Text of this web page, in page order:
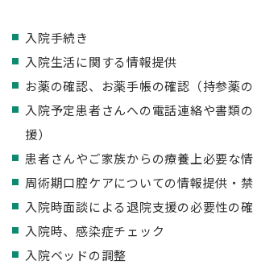
入院手続き
入院生活に関する情報提供
お薬の確認、お薬手帳の確認（持参薬の
入院予定患者さんへの電話連絡や書類
援）
患者さんやご家族からの療養上必要な
周術期口腔ケアについての情報提供・
入院時面談による退院支援の必要性の
入院時、感染症チェック
入院ベッドの調整